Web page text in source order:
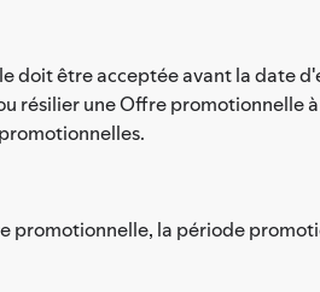
doit être acceptée avant la date
résilier une Offre promotionnelle
promotionnelle, la période